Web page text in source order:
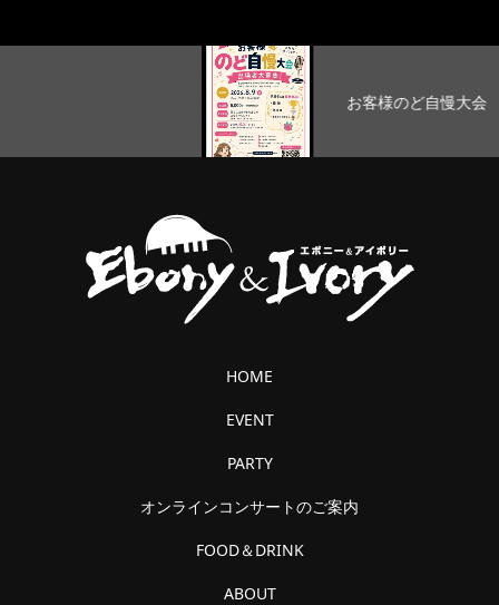
お客様のど自慢大会
HOME
EVENT
PARTY
オンラインコンサートのご案内
FOOD＆DRINK
ABOUT